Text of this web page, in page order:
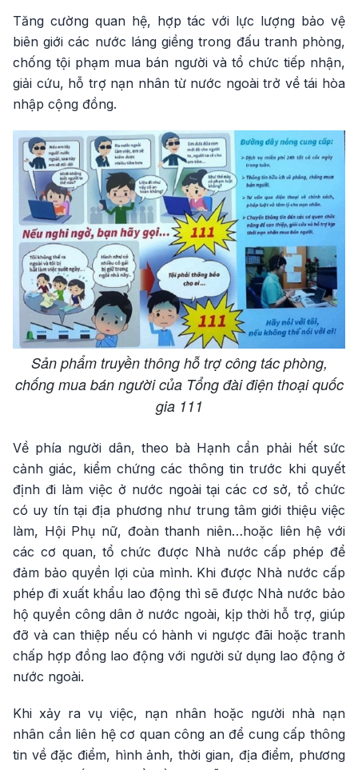
Tăng cường quan hệ, hợp tác với lực lượng bảo vệ
biên giới các nước láng giềng trong đấu tranh phòng,
chống tội phạm mua bán người và tổ chức tiếp nhận,
giải cứu, hỗ trợ nạn nhân từ nước ngoài trở về tái hòa
nhập cộng đồng.
Sản phẩm truyền thông hỗ trợ công tác phòng,
chống mua bán người của Tổng đài điện thoại quốc
gia 111
Về phía người dân, theo bà Hạnh cần phải hết sức
cảnh giác, kiểm chứng các thông tin trước khi quyết
định đi làm việc ở nước ngoài tại các cơ sở, tổ chức
có uy tín tại địa phương như trung tâm giới thiệu việc
làm, Hội Phụ nữ, đoàn thanh niên…hoặc liên hệ với
các cơ quan, tổ chức được Nhà nước cấp phép để
đảm bảo quyền lợi của mình. Khi được Nhà nước cấp
phép đi xuất khẩu lao động thì sẽ được Nhà nước bảo
hộ quyền công dân ở nước ngoài, kịp thời hỗ trợ, giúp
đỡ và can thiệp nếu có hành vi ngược đãi hoặc tranh
chấp hợp đồng lao động với người sử dụng lao động ở
nước ngoài.
Khi xảy ra vụ việc, nạn nhân hoặc người nhà nạn
nhân cần liên hệ cơ quan công an để cung cấp thông
tin về đặc điểm, hình ảnh, thời gian, địa điểm, phương